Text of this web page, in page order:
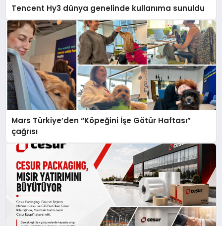
Tencent Hy3 dünya genelinde kullanıma sunuldu
Mars Türkiye’den “Köpeğini İşe Götür Haftası”
çağrısı